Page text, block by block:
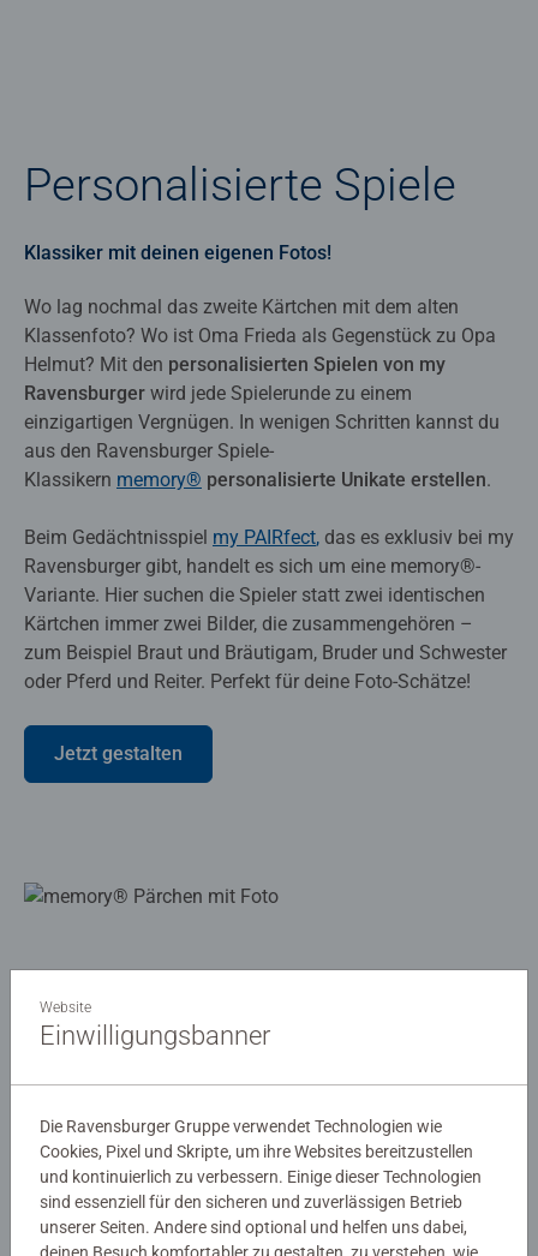
Personalisierte Spiele
Klassiker mit deinen eigenen Fotos!
Wo lag nochmal das zweite Kärtchen mit dem alten
Klassenfoto? Wo ist Oma Frieda als Gegenstück zu Opa
Helmut? Mit den personalisierten Spielen von my
Ravensburger wird jede Spielerunde zu einem
einzigartigen Vergnügen. In wenigen Schritten kannst du
aus den Ravensburger Spiele-
Klassikern memory® personalisierte Unikate erstellen.
Beim Gedächtnisspiel my PAIRfect, das es exklusiv bei my
Ravensburger gibt, handelt es sich um eine memory®-
Variante. Hier suchen die Spieler statt zwei identischen
Kärtchen immer zwei Bilder, die zusammengehören –
zum Beispiel Braut und Bräutigam, Bruder und Schwester
oder Pferd und Reiter. Perfekt für deine Foto-Schätze!
Jetzt gestalten
Website
Einwilligungsbanner
Die Ravensburger Gruppe verwendet Technologien wie
Cookies, Pixel und Skripte, um ihre Websites bereitzustellen
und kontinuierlich zu verbessern. Einige dieser Technologien
sind essenziell für den sicheren und zuverlässigen Betrieb
unserer Seiten. Andere sind optional und helfen uns dabei,
deinen Besuch komfortabler zu gestalten, zu verstehen, wie